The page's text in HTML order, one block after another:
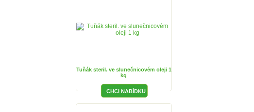
Tuňák steril. ve slunečnicovém oleji 1
kg